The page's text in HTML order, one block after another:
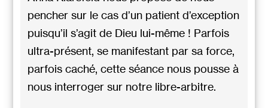
pencher sur le cas d’un patient d’exception
puisqu’il s’agit de Dieu lui-même ! Parfois
ultra-présent, se manifestant par sa force,
parfois caché, cette séance nous pousse à
nous interroger sur notre libre-arbitre.